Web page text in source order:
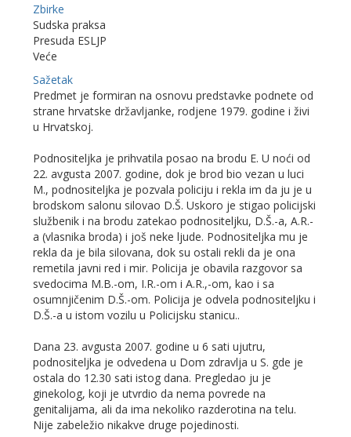
Zbirke
Sudska praksa
Presuda ESLJP
Veće
Sažetak
Predmet je formiran na osnovu predstavke podnete od
strane hrvatske državljanke, rodjene 1979. godine i živi
u Hrvatskoj.
Podnositeljka je prihvatila posao na brodu E. U noći od
22. avgusta 2007. godine, dok je brod bio vezan u luci
M., podnositeljka je pozvala policiju i rekla im da ju je u
brodskom salonu silovao D.Š. Uskoro je stigao policijski
službenik i na brodu zatekao podnositeljku, D.Š.-a, A.R.-
a (vlasnika broda) i još neke ljude. Podnositeljka mu je
rekla da je bila silovana, dok su ostali rekli da je ona
remetila javni red i mir. Policija je obavila razgovor sa
svedocima M.B.-om, I.R.-om i A.R.,-om, kao i sa
osumnjičenim D.Š.-om. Policija je odvela podnositeljku i
D.Š.-a u istom vozilu u Policijsku stanicu..
Dana 23. avgusta 2007. godine u 6 sati ujutru,
podnositeljka je odvedena u Dom zdravlja u S. gde je
ostala do 12.30 sati istog dana. Pregledao ju je
ginekolog, koji je utvrdio da nema povrede na
genitalijama, ali da ima nekoliko razderotina na telu.
Nije zabeležio nikakve druge pojedinosti.